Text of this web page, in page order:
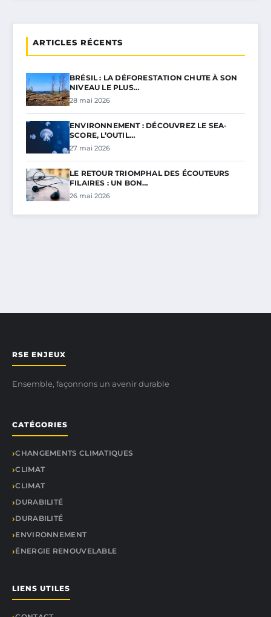
ARTICLES RÉCENTS
BRÉSIL : LA DÉFORESTATION CHUTE À SON
NIVEAU LE PLUS…
28 mai 2026
ENVIRONNEMENT : DÉCOUVREZ LE SEA-
SCORE, L’OUTIL…
27 mai 2026
LE RETOUR TRIOMPHAL DES ÉCOUTEURS
FILAIRES : UN BON…
26 mai 2026
RSE ENJEUX
Ensemble, façonnons un avenir durable
CATÉGORIES
CHANGEMENTS CLIMATIQUES
CLIMAT
CLIMAT
DURABILITÉ
DURABILITÉ
ENVIRONNEMENT
ÉNERGIE RENOUVELABLE
LIENS UTILES